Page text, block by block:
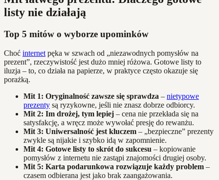
listy nie działają
Top 5 mitów o wyborze upominków
Choć internet pęka w szwach od „niezawodnych pomysłów na
prezent”, rzeczywistość jest dużo mniej różowa. Gotowe listy to
iluzja – to, co działa na papierze, w praktyce często okazuje się
porażką.
Mit 1: Oryginalność zawsze się sprawdza – nietypowe
prezenty są ryzykowne, jeśli nie znasz dobrze odbiorcy.
Mit 2: Im drożej, tym lepiej – cena nie przekłada się na
satysfakcję, a wręcz może wywołać presję do rewanżu.
Mit 3: Uniwersalność jest kluczem – „bezpieczne” prezenty
zwykle są nijakie i szybko idą w zapomnienie.
Mit 4: Gotowe listy to skrót do sukcesu – kopiowanie
pomysłów z internetu nie zastąpi znajomości drugiej osoby.
Mit 5: Karta podarunkowa rozwiązuje każdy problem –
czasem odbierana jest jako brak zaangażowania.